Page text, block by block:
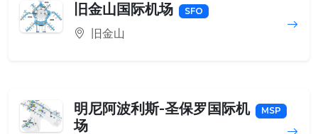
旧金山国际机场 SFO
旧金山
明尼阿波利斯-圣保罗国际机
场
MSP